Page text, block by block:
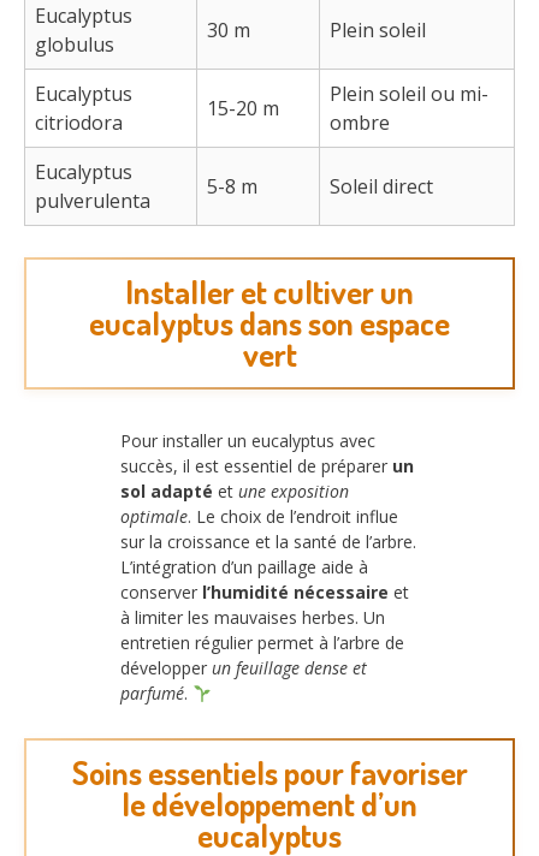
Eucalyptus
globulus
30 m Plein soleil
Eucalyptus
citriodora
15-20 m
Plein soleil ou mi-
ombre
Eucalyptus
pulverulenta
5-8 m Soleil direct
Installer et cultiver un
eucalyptus dans son espace
vert
Pour installer un eucalyptus avec
succès, il est essentiel de préparer un
sol adapté et une exposition
optimale. Le choix de l’endroit influe
sur la croissance et la santé de l’arbre.
L’intégration d’un paillage aide à
conserver l’humidité nécessaire et
à limiter les mauvaises herbes. Un
entretien régulier permet à l’arbre de
développer un feuillage dense et
parfumé.
Soins essentiels pour favoriser
le développement d’un
eucalyptus